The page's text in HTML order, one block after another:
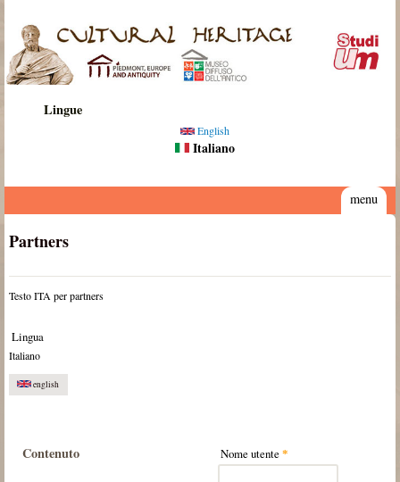
Cultural
Heritage
Lingue
English
Italiano
menu
Partners
Testo ITA per partners
Lingua
Italiano
english
Contenuto Nome utente *